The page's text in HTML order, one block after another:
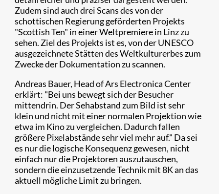
Zudem sind auch drei Scans des von der
schottischen Regierung geförderten Projekts
"Scottish Ten" in einer Weltpremiere in Linz zu
sehen. Ziel des Projekts ist es, von der UNESCO
ausgezeichnete Stätten des Weltkulturerbes zum
Zwecke der Dokumentation zu scannen.
Andreas Bauer, Head of Ars Electronica Center
erklärt: "Bei uns bewegt sich der Besucher
mittendrin. Der Sehabstand zum Bild ist sehr
klein und nicht mit einer normalen Projektion wie
etwa im Kino zu vergleichen. Dadurch fallen
größere Pixelabstände sehr viel mehr auf." Da sei
es nur die logische Konsequenz gewesen, nicht
einfach nur die Projektoren auszutauschen,
sondern die einzusetzende Technik mit 8K an das
aktuell mögliche Limit zu bringen.